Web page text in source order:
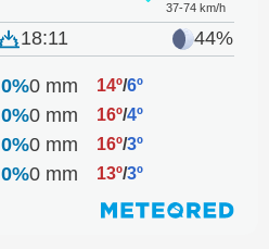
37-74 km/h
18:11 44%
0%0 mm 14º/6º
0%0 mm 16º/4º
0%0 mm 16º/3º
0%0 mm 13º/3º